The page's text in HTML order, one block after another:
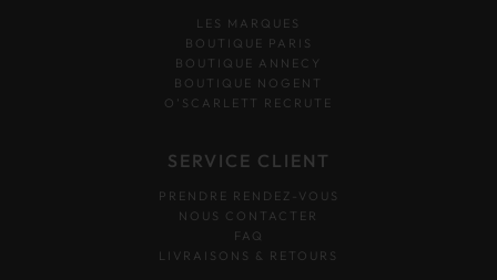
LES MARQUES
BOUTIQUE PARIS
BOUTIQUE ANNECY
BOUTIQUE NOGENT
O’SCARLETT RECRUTE
SERVICE CLIENT
PRENDRE RENDEZ-VOUS
NOUS CONTACTER
FAQ
LIVRAISONS & RETOURS